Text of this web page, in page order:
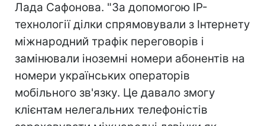
Лада Сафонова. "За допомогою ІР-
технології ділки спрямовували з Інтернету
міжнародний трафік переговорів і
замінювали іноземні номери абонентів на
номери українських операторів
мобільного зв'язку. Це давало змогу
клієнтам нелегальних телефоністів